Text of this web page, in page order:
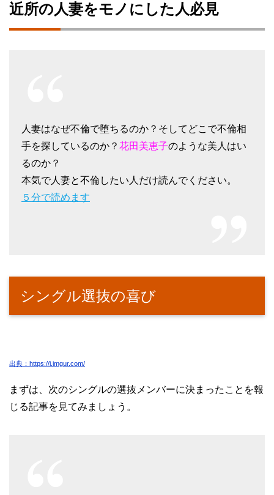
近所の人妻をモノにした人必見
人妻はなぜ不倫で堕ちるのか？そしてどこで不倫相
手を探しているのか？ 花田美恵子のような美人はい
るのか？
本気で人妻と不倫したい人だけ読んでください。
５分で読めます
シングル選抜の喜び
出典：https://i.imgur.com/
まずは、次のシングルの選抜メンバーに決まったことを報
じる記事を見てみましょう。